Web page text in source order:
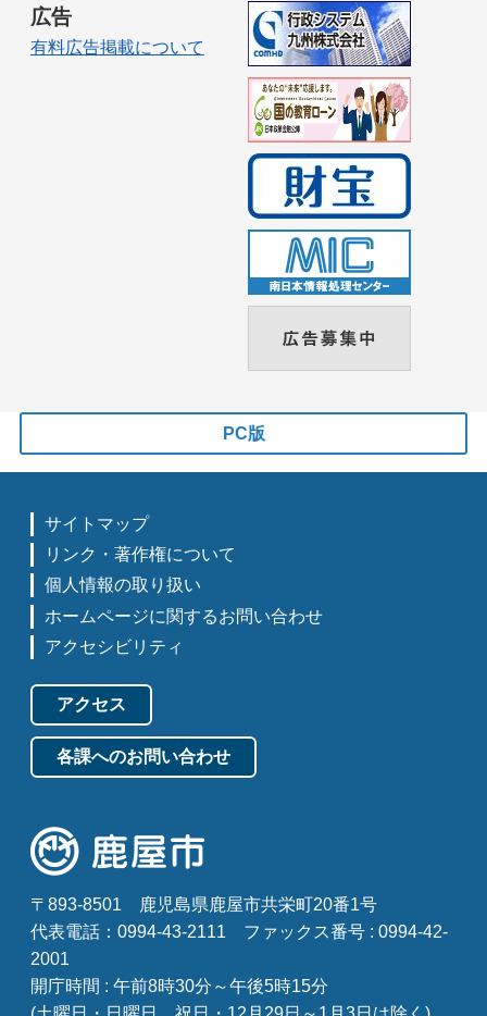
広告
有料広告掲載について
PC版
サイトマップ
リンク・著作権について
個人情報の取り扱い
ホームページに関するお問い合わせ
アクセシビリティ
アクセス
各課へのお問い合わせ
〒893-8501
鹿児島県鹿屋市共栄町20番1号
代表電話：0994-43-2111
ファックス番号 : 0994-42-
2001
開庁時間 : 午前8時30分～午後5時15分